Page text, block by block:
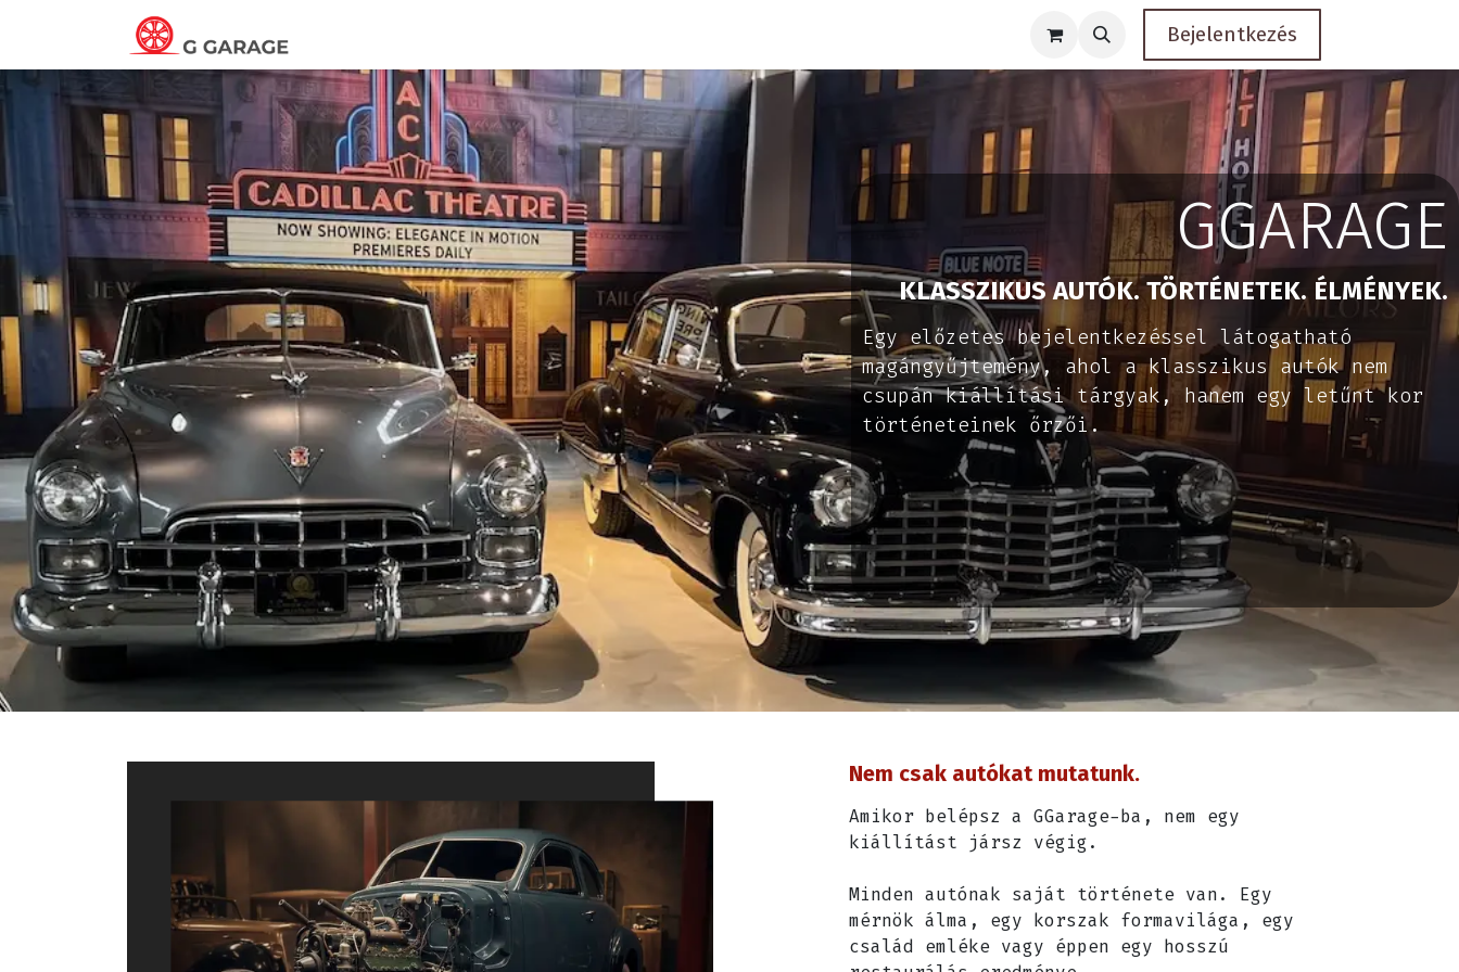
Bejelentkezés
GGARAGE
KLASSZIKUS AUTÓK. TÖRTÉNETEK. ÉLMÉNYEK.
Egy előzetes bejelentkezéssel látogatható
magángyűjtemény, ahol a klasszikus autók nem
csupán kiállítási tárgyak, hanem egy letűnt kor
történeteinek őrzői.
Nem csak autókat mutatunk.​
Amikor belépsz a GGarage-ba, nem egy
kiállítást jársz végig.
Minden autónak saját története van. Egy
mérnök álma, egy korszak formavilága, egy
család emléke vagy éppen egy hosszú